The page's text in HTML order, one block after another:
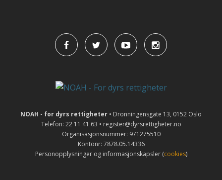
NOAH - for dyrs rettigheter • Dronningensgate 13, 0152 Oslo
Telefon: 22 11 41 63 • register@dyrsrettigheter.no
Organisasjonsnummer: 971275510
Kontonr: 7878.05.14336
Personopplysninger og informasjonskapsler (cookies)